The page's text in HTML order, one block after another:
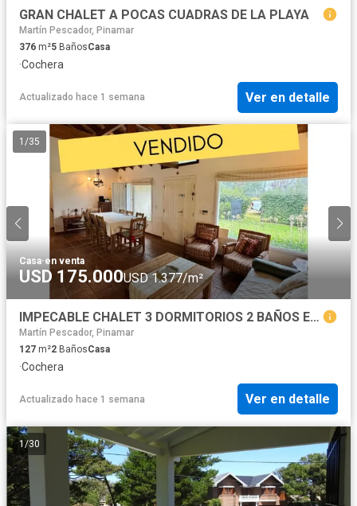
GRAN CHALET A POCAS CUADRAS DE LA PLAYA
Martín Pescador, Pinamar
376 m²5 BañosCasa
·Cochera
Actualizado hace 1 semana Ver en detalle
1 /35
Casa·en venta
USD 175.000USD 1.377/m²
IMPECABLE CHALET 3 DORMITORIOS 2 BAÑOS EN UNA SOLA PLANTA
Martín Pescador, Pinamar
127 m²2 BañosCasa
·Cochera
Actualizado hace 1 semana Ver en detalle
1/30